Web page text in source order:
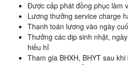
Được cấp phát đồng phục làm
Lương thưởng service charge
Thanh toán lương vào ngày
Thưởng các dịp sinh nhật,
hiếu hỉ
Tham gia BHXH, BHYT sau